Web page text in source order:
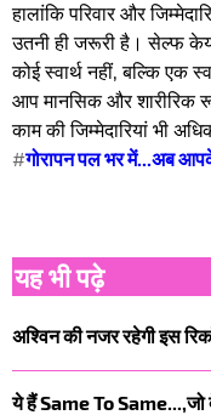
हालांकि परिवार और
उतनी ही जरूरी है। सेल्फ
कोई स्वार्थ नहीं, बल्कि
आप मानसिक और शारीरिक
काम की जिम्मेदारियां भी
#गोरापन पल भर में...अब
यह भी पढ़े
अश्विन की नजर रहेगी इस
ये हैं Same To Same...,जो